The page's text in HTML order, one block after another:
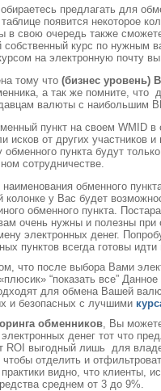
предлагать для
появится некоторое
в свою очередь также
курс по нужным
на электронную почту
тому что (бизнес уровень)
а так же помните, что
валюты с наибольшим
пункт на своем WMID в
исков от других участников
пункта будут
сотрудничестве.
обменного
у Вас будет
обменного пункта.
очень нужны и полезны
электронных денег.
пунктов всегда готовы
что после выбора Вами
“показать все” Данное
для обмена Вашей
и безопасных с лучшими
обменников, Вы
денег тот что
ROI выгодный лишь для
отделить и
видно, что клиенты,
среднем от 3 до 9%.